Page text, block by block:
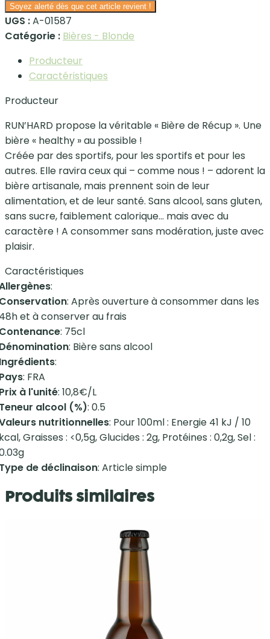
Soyez alerté dès que cet article revient !
UGS :A-01587
Catégorie : Bières - Blonde
Producteur
Caractéristiques
Producteur
RUN’HARD propose la véritable « Bière de Récup ». Une
bière « healthy » au possible !
Créée par des sportifs, pour les sportifs et pour les
autres. Elle ravira ceux qui – comme nous ! – adorent la
bière artisanale, mais prennent soin de leur
alimentation, et de leur santé. Sans alcool, sans gluten,
sans sucre, faiblement calorique… mais avec du
caractère ! A consommer sans modération, juste avec
plaisir.
Caractéristiques
:
: Après ouverture à consommer dans les
et à conserver au frais
: 75cl
: Bière sans alcool
:
: FRA
à l'unité: 10,8€/L
alcool (%): 0.5
nutritionnelles: Pour 100ml : Energie 41 kJ / 10
Graisses : <0,5g, Glucides : 2g, Protéines : 0,2g, Sel :
de déclinaison: Article simple
Produits similaires